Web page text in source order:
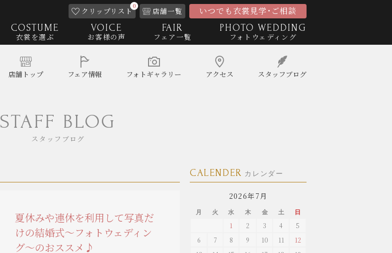
クリップリスト
0
店舗一覧 いつでも衣裳見学･ご相談
COSTUME
衣裳を選ぶ
VOICE
お客様の声
FAIR
フェア一覧
PHOTO WEDDING
フォトウェディング
店舗 トップ フェア情報 フォト ギャラリー アクセス スタッフ ブログ
STAFF BLOG
スタッフブログ
夏休みや連休を利用して写真だ
けの結婚式～フォトウェディン
グ～のおススメ♪
CALENDER カレンダー
2026年7月
月 火 水 木 金 土 日
1 2 3 4
5
6
7 8 9 10 11
12